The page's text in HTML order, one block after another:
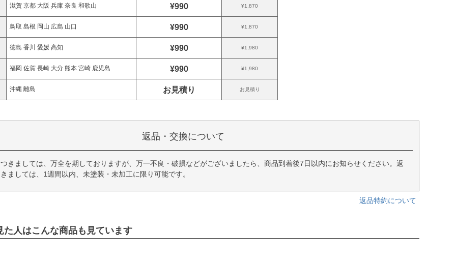
滋賀 京都 大阪 兵庫 奈良 和歌山 ¥990 ¥1,870
鳥取 島根 岡山 広島 山口 ¥990 ¥1,870
徳島 香川 愛媛 高知 ¥990 ¥1,980
福岡 佐賀 長崎 大分 熊本 宮崎 鹿児島 ¥990 ¥1,980
沖縄 離島 お見積り お見積り
返品・交換について
きましては、万全を期しておりますが、万一不良・破損などがございましたら、商品到着後7日以内にお知らせください。返
ましては、1週間以内、未塗装・未加工に限り可能です。
返品特約について
た人はこんな商品も見ています